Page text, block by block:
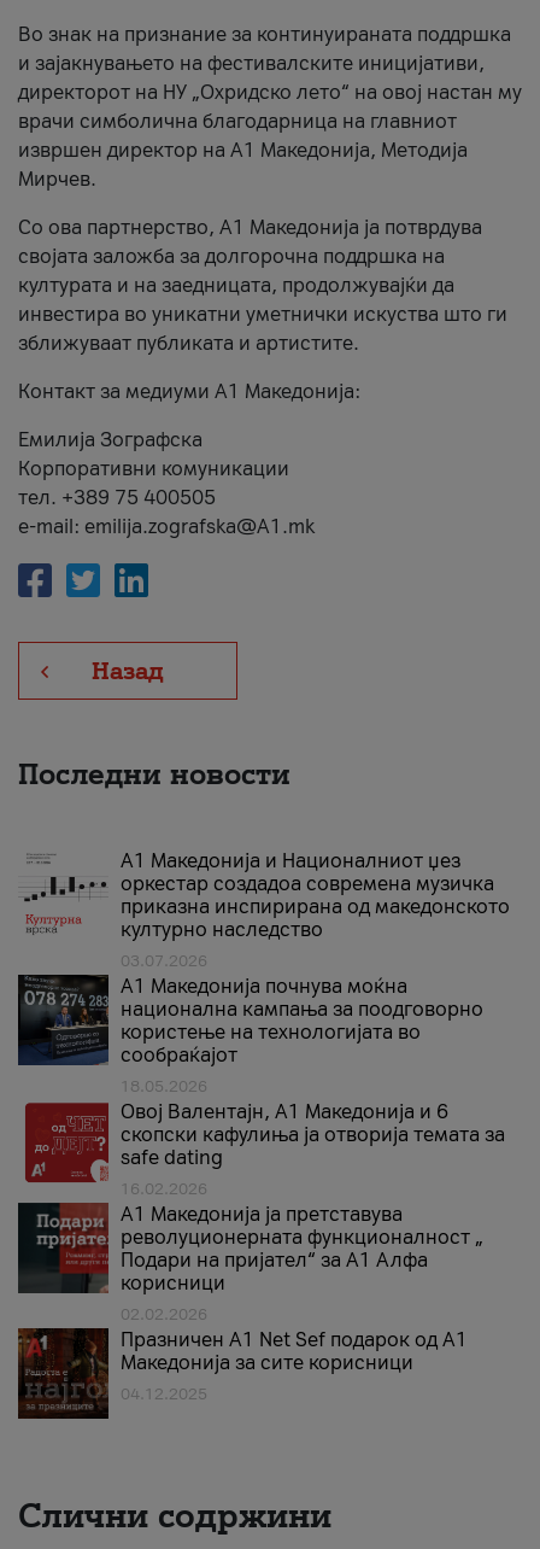
Во знак на признание за континуираната поддршка
и зајакнувањето на фестивалските иницијативи,
директорот на НУ „Охридско лето“ на овој настан му
врачи симболична благодарница на главниот
извршен директор на A1 Македонија, Методија
Мирчев.
Со ова партнерство, A1 Македонија ја потврдува
својата заложба за долгорочна поддршка на
културата и на заедницата, продолжувајќи да
инвестира во уникатни уметнички искуства што ги
зближуваат публиката и артистите.
Контакт за медиуми А1 Македонија:
Емилија Зографска
Корпоративни комуникации
тел. +389 75 400505
e-mail: emilija.zografska@A1.mk
Назад
Последни новости
А1 Македонија и Националниот џез
оркестар создадоа современа музичка
приказна инспирирана од македонското
културно наследство
03.07.2026
A1 Македонија почнува моќна
национална кампања за поодговорно
користење на технологијата во
сообраќајот
18.05.2026
Овој Валентајн, A1 Македонија и 6
скопски кафулиња ја отворија темата за
safe dating
16.02.2026
А1 Македонија ја претставува
револуционерната функционалност „
Подари на пријател“ за А1 Алфа
корисници
02.02.2026
Празничен A1 Net Sеf подарок од А1
Македонија за сите корисници
04.12.2025
Слични содржини